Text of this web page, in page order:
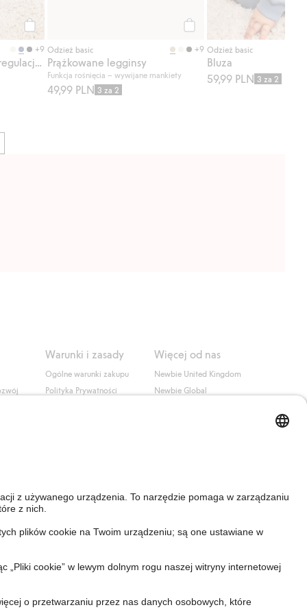
Kup
+9
Prążkowane legginsy z regulacją długości
Odzież basic +9
Prążkowane legginsy
Funkcja rośnięcia – wywijane mankiety
49,99 PLN 3 za 2
Odzież basic
Bluza
59,99 PLN 3 za 2
Warunki i zasady
Ogólne warunki zakupu
Polityka Prywatności
Więcej od nas
Newbie United Kingdom
Newbie Global